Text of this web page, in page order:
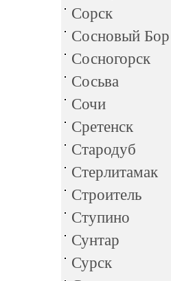
Сорск
Сосновый Бор
Сосногорск
Сосьва
Сочи
Сретенск
Стародуб
Стерлитамак
Строитель
Ступино
Сунтар
Сурск